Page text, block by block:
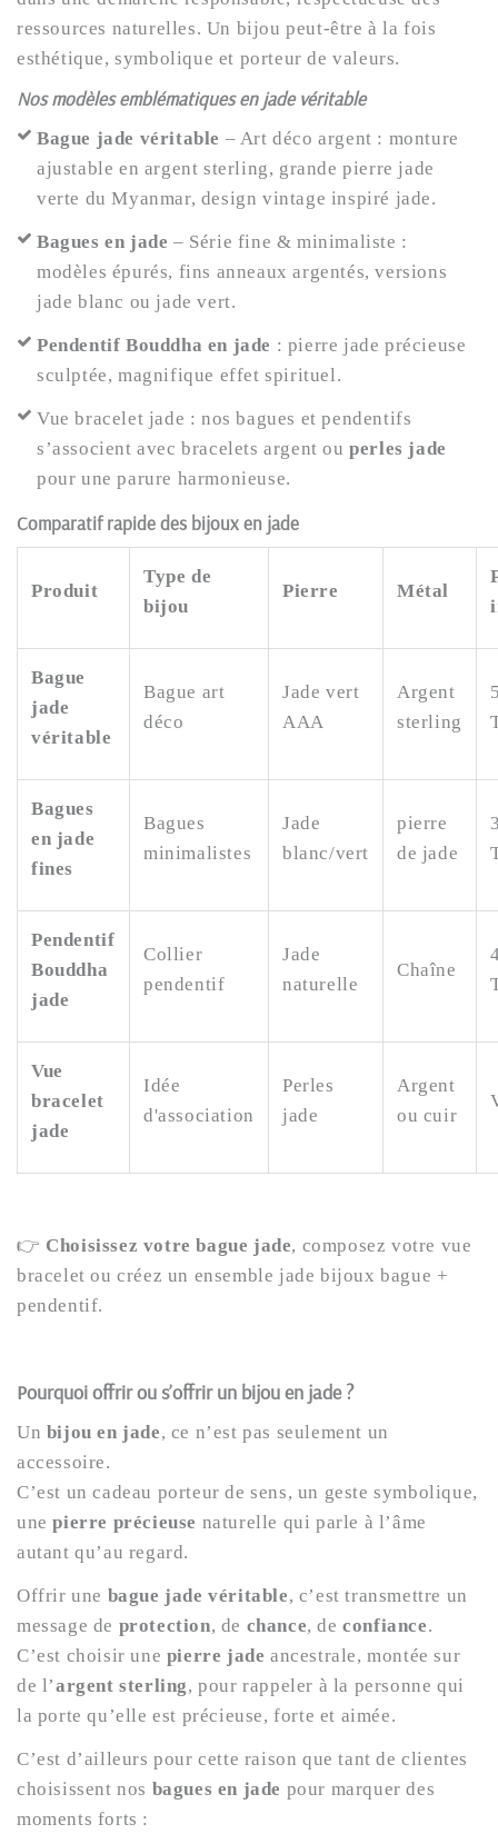
ressources naturelles. Un bijou peut-être à la fois
esthétique, symbolique et porteur de valeurs.
Nos modèles emblématiques en jade véritable
Bague jade véritable – Art déco argent : monture
ajustable en argent sterling, grande pierre jade
verte du Myanmar, design vintage inspiré jade.
Bagues en jade – Série fine & minimaliste :
modèles épurés, fins anneaux argentés, versions
jade blanc ou jade vert.
Pendentif Bouddha en jade : pierre jade précieuse
sculptée, magnifique effet spirituel.
Vue bracelet jade : nos bagues et pendentifs
s’associent avec bracelets argent ouperles jade
pour une parure harmonieuse.
Comparatif rapide des bijoux en jade
Produit
Type de
bijou
Pierre Métal
Bague
jade
véritable
Bague art
déco
Jade vert
AAA
Argent
sterling
Bagues
en jade
fines
Bagues
minimalistes
Jade
blanc/vert
pierre
de jade
Pendentif
Bouddha
jade
Collier
pendentif
Jade
naturelle
Chaîne
Vue
bracelet
jade
Idée
d'association
Perles
jade
Argent
ou cuir
👉 Choisissez votre bague jade, composez votre vue
bracelet ou créez un ensemble jade bijoux bague +
pendentif.
Pourquoi offrir ou s’offrir un bijou en jade ?
Un bijou en jade, ce n’est pas seulement un
accessoire.
C’est un cadeau porteur de sens, un geste symbolique,
unepierre précieuse naturelle qui parle à l’âme
autant qu’au regard.
Offrir une bague jade véritable, c’est transmettre un
message de protection, de chance, deconfiance.
C’est choisir une pierre jade ancestrale, montée sur
de l’argent sterling, pour rappeler à la personne qui
la porte qu’elle est précieuse, forte et aimée.
C’est d’ailleurs pour cette raison que tant de clientes
choisissent nos bagues en jade pour marquer des
moments forts :